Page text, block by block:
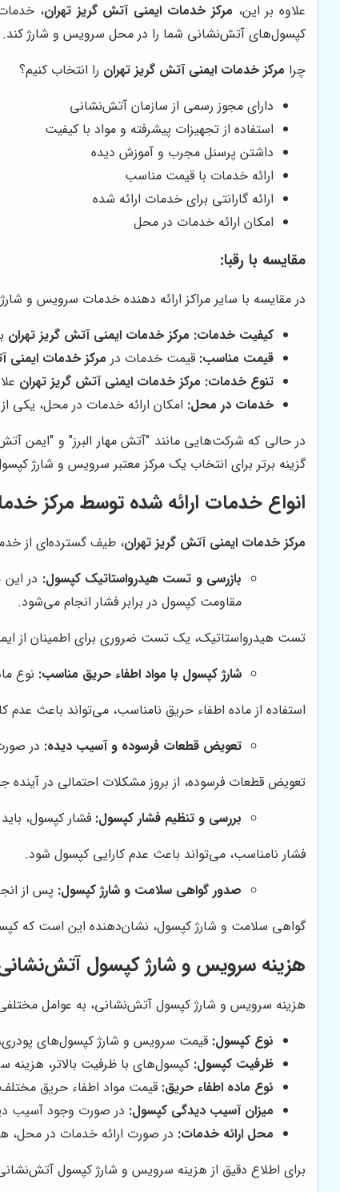
علاوه بر این، مرکز خدمات ایمنی آتش گریز تهران،
کپسول‌های آتش‌نشانی شما را در محل سرویس و شارژ کند.
چرا مرکز خدمات ایمنی آتش گریز تهران را انتخاب کنیم؟
دارای مجوز رسمی از سازمان آتش‌نشانی
استفاده از تجهیزات پیشرفته و مواد با کیفیت
داشتن پرسنل مجرب و آموزش دیده
ارائه خدمات با قیمت مناسب
ارائه گارانتی برای خدمات ارائه شده
امکان ارائه خدمات در محل
مقایسه با رقبا:
در مقایسه با سایر مراکز ارائه دهنده خدمات سرویس و
کیفیت خدمات: مرکز خدمات ایمنی آتش گریز تهران
قیمت مناسب: قیمت خدمات در مرکز خدمات ایمنی
تنوع خدمات: مرکز خدمات ایمنی آتش گریز تهران
خدمات در محل: امکان ارائه خدمات در محل، یکی از
در حالی که شرکت‌هایی مانند "آتش مهار البرز" و "ایمن آتش
گزینه برتر برای انتخاب یک مرکز معتبر سرویس و شارژ
انواع خدمات ارائه شده توسط مرکز
مرکز خدمات ایمنی آتش گریز تهران، طیف گسترده‌ای از
بازرسی و تست هیدرواستاتیک کپسول: در
مقاومت کپسول در برابر فشار انجام می‌شود.
تست هیدرواستاتیک، یک تست ضروری برای اطمینان از
شارژ کپسول با مواد اطفاء حریق مناسب: نوع
استفاده از ماده اطفاء حریق نامناسب، می‌تواند باعث عدم
تعویض قطعات فرسوده و آسیب دیده: در
تعویض قطعات فرسوده، از بروز مشکلات احتمالی در آینده
بررسی و تنظیم فشار کپسول: فشار کپسول،
فشار نامناسب، می‌تواند باعث عدم کارایی کپسول شود.
صدور گواهی سلامت و شارژ کپسول: پس از
گواهی سلامت و شارژ کپسول، نشان‌دهنده این است که
هزینه سرویس و شارژ کپسول
هزینه سرویس و شارژ کپسول آتش‌نشانی، به عوامل
نوع کپسول: قیمت سرویس و شارژ کپسول‌های
ظرفیت کپسول: کپسول‌های با ظرفیت بالاتر، هزینه
نوع ماده اطفاء حریق: قیمت مواد اطفاء حریق
میزان آسیب دیدگی کپسول: در صورت وجود آسیب
محل ارائه خدمات: در صورت ارائه خدمات در محل،
برای اطلاع دقیق از هزینه سرویس و شارژ کپسول